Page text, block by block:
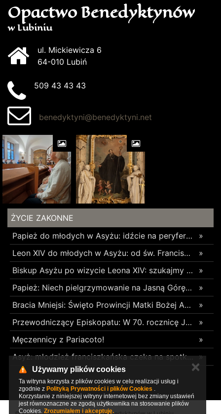
Opactwo Benedyktynów
w Lubiniu
ul. Mickiewicza 6
64-010 Lubiń
509 43 43 43
benedyktyni@benedyktyni.net
ŻYCIE ZAKONNE
»
Papież do młodych w Asyżu: idźcie na peryferie i budujcie cywilizację miłości
»
Leon XIV do młodych w Asyżu: od św. Franciszka uczcie się budowania pokoju i wspólnoty
»
Biskup Asyżu po wizycie Leona XIV: szukajmy młodych tam, gdzie się znajdują, używając ich języka
»
Papież: Niech pielgrzymowanie na Jasną Górę umocni wiarę i nadzieję
»
Bracia Mniejsi: Święto Prowincji Matki Bożej Anielskiej w Wieliczce
»
Przewodniczący Episkopatu: W 70. rocznicę Jasnogórskich Ślubów Narodu skierujmy nasze serce ku Maryi
»
Męczennicy z Pariacoto!
»
Asyż: młodzież franciszkańska czeka na spotkanie z Leonem XIV
Używamy plików cookies
Ta witryna korzysta z plików cookies w celu realizacji usług i
zgodnie z Polityką Prywatności i plików Cookies .
Korzystanie z niniejszej witryny internetowej bez zmiany ustawień
jest równoznaczne ze zgodą użytkownika na stosowanie plików
Cookies. Zrozumiałem i akceptuję.
✕